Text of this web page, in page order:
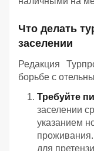
Что делать
заселении
Редакция
борьбе с
Требуйте
заселении
указанием
для